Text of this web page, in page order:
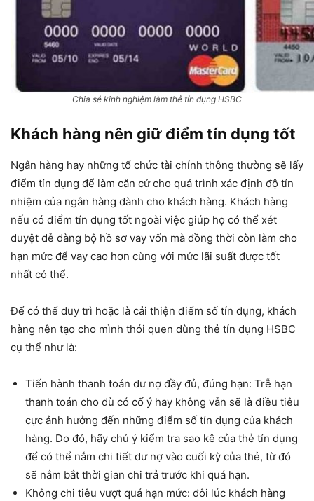
Chia sẻ kinh nghiệm làm thẻ tín dụng HSBC
Khách hàng nên giữ điểm tín dụng tốt
Ngân hàng hay những tổ chức tài chính thông thường sẽ lấy
điểm tín dụng để làm căn cứ cho quá trình xác định độ tín
nhiệm của ngân hàng dành cho khách hàng. Khách hàng
nếu có điểm tín dụng tốt ngoài việc giúp họ có thể xét
duyệt dễ dàng bộ hồ sơ vay vốn mà đồng thời còn làm cho
hạn mức để vay cao hơn cùng với mức lãi suất được tốt
nhất có thể.
Để có thể duy trì hoặc là cải thiện điểm số tín dụng, khách
hàng nên tạo cho mình thói quen dùng thẻ tín dụng HSBC
cụ thể như là:
Tiến hành thanh toán dư nợ đầy đủ, đúng hạn: Trễ hạn
thanh toán cho dù có cố ý hay không vẫn sẽ là điều tiêu
cực ảnh hưởng đến những điểm số tín dụng của khách
hàng. Do đó, hãy chú ý kiểm tra sao kê của thẻ tín dụng
để có thể nắm chi tiết dư nợ vào cuối kỳ của thẻ, từ đó
sẽ nắm bắt thời gian chi trả trước khi quá hạn.
Không chi tiêu vượt quá hạn mức: đôi lúc khách hàng